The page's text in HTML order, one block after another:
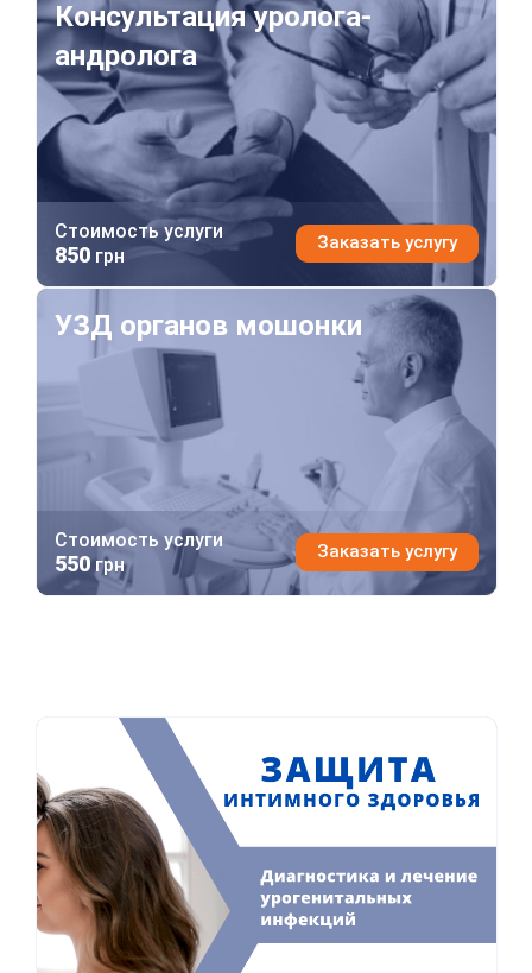
Консультация уролога-
андролога
Стоимость услуги
850грн
Заказать услугу
УЗД органов мошонки
УЗД органов мошонки
Стоимость услуги
550грн
Заказать услугу
Защита интимного здоровья